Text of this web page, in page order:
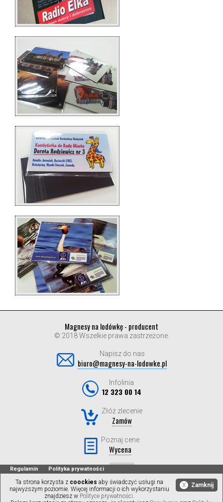
Magnesy na lodówkę - producent
© 2018 Wszelkie prawa zastrzeżone.
Napisz do nas
biuro@magnesy-na-lodowke.pl
Infolinia
12 323 00 14
Złóż zlecenie
Zamów
Poznaj cene
Wycena
Regulamin Polityka prywatności
X Zamknij
Ta strona korzysta z coockies aby świadczyć usługi na
najwyższym poziomie. Więcej informacji o ich wykorzystaniu
znajdziesz w Polityce prywatności.